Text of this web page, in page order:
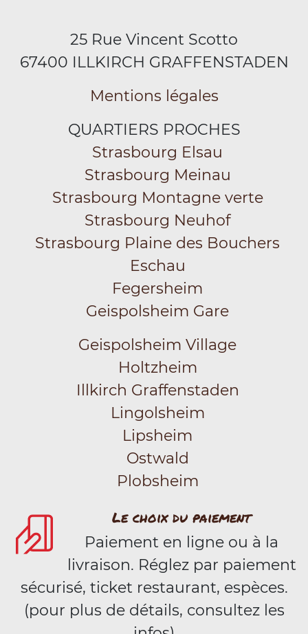
25 Rue Vincent Scotto
67400 ILLKIRCH GRAFFENSTADEN
Mentions légales
QUARTIERS PROCHES
Strasbourg Elsau
Strasbourg Meinau
Strasbourg Montagne verte
Strasbourg Neuhof
Strasbourg Plaine des Bouchers
Eschau
Fegersheim
Geispolsheim Gare
Geispolsheim Village
Holtzheim
Illkirch Graffenstaden
Lingolsheim
Lipsheim
Ostwald
Plobsheim
Le choix du paiement
Paiement en ligne ou à la
livraison. Réglez par paiement
sécurisé, ticket restaurant, espèces.
(pour plus de détails, consultez les